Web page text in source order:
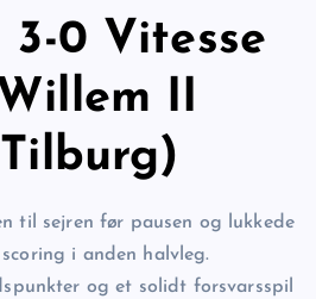
0 Vitesse
II
til sejren før pausen og lukkede
i anden halvleg.
og et solidt forsvarsspil